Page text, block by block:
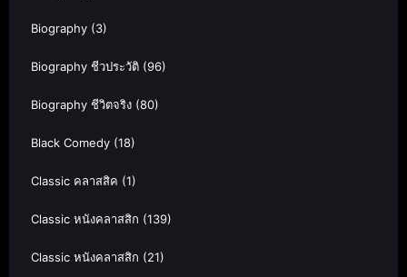
Biography (3)
Biography ชีวประวัติ (96)
Biography ชีวิตจริง (80)
Black Comedy (18)
Classic คลาสสิค (1)
Classic หนังคลาสสิก (139)
Classic หนังคลาสสิก (21)